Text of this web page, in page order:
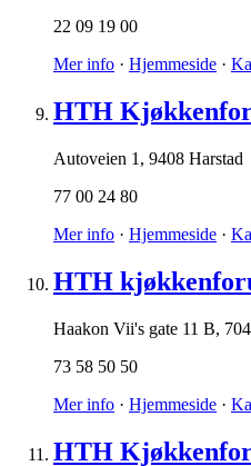
22 09 19 00
Mer info · Hjemmeside ·
HTH
Autoveien 1 , 9408 Harstad
77 00 24 80
Mer info · Hjemmeside ·
HTH
Haakon Vii's gate 11 B,
73 58 50 50
Mer info · Hjemmeside ·
HTH